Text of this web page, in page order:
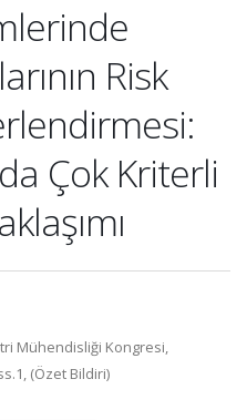
Risk
Çok Kriterli
Mühendisliği Kongresi,
(Özet Bildiri)